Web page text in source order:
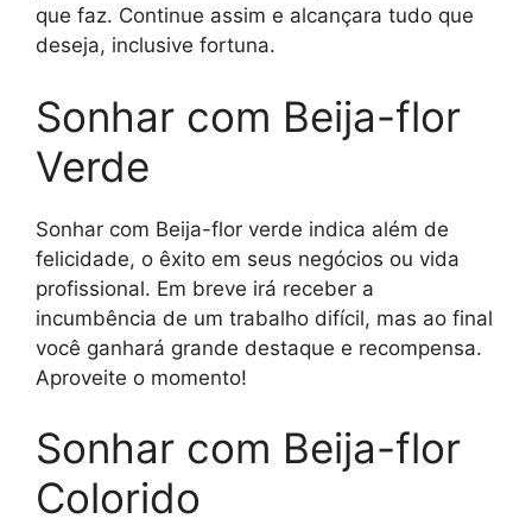
que faz. Continue assim e alcançara tudo que
deseja, inclusive fortuna.
Sonhar com Beija-flor
Verde
Sonhar com Beija-flor verde indica além de
felicidade, o êxito em seus negócios ou vida
profissional. Em breve irá receber a
incumbência de um trabalho difícil, mas ao final
você ganhará grande destaque e recompensa.
Aproveite o momento!
Sonhar com Beija-flor
Colorido